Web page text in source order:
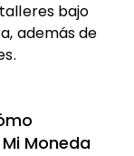
bajo
además de
Moneda